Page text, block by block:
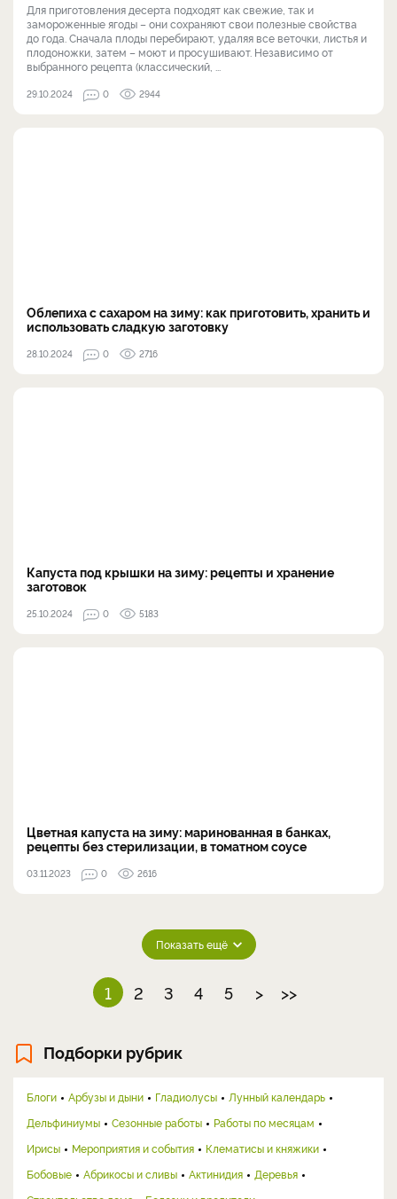
Для приготовления десерта подходят как свежие, так и
замороженные ягоды – они сохраняют свои полезные свойства
до года. Сначала плоды перебирают, удаляя все веточки, листья и
плодоножки, затем – моют и просушивают. Независимо от
выбранного рецепта (классический, ...
29.10.2024 0 2944
Облепиха с сахаром на зиму: как приготовить, хранить и
использовать сладкую заготовку
28.10.2024 0 2716
Капуста под крышки на зиму: рецепты и хранение
заготовок
25.10.2024 0 5183
Цветная капуста на зиму: маринованная в банках,
рецепты без стерилизации, в томатном соусе
03.11.2023 0 2616
Показать ещё
1 2 3 4 5 > >>
Подборки рубрик
Блоги Арбузы и дыни Гладиолусы
Лунный календарь
Дельфиниумы
Сезонные работы
Работы по месяцам
Ирисы
Мероприятия и события
Клематисы и княжики
Бобовые
Абрикосы и сливы Актинидия
Деревья